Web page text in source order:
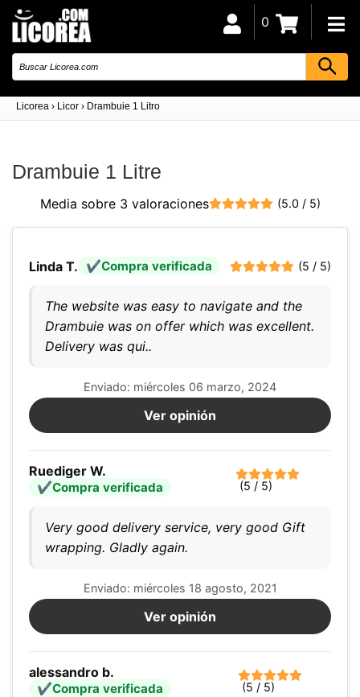
Licorea › Licor › Drambuie 1 Litro
0
Drambuie 1 Litre
Media sobre 3 valoraciones (5.0 / 5)
Linda T. Compra verificada (5 / 5)
The website was easy to navigate and the
Drambuie was on offer which was excellent.
Delivery was qui..
Enviado: miércoles 06 marzo, 2024
Ver opinión
Ruediger W.
Compra verificada (5 / 5)
Very good delivery service, very good Gift
wrapping. Gladly again.
Enviado: miércoles 18 agosto, 2021
Ver opinión
alessandro b.
Compra verificada (5 / 5)